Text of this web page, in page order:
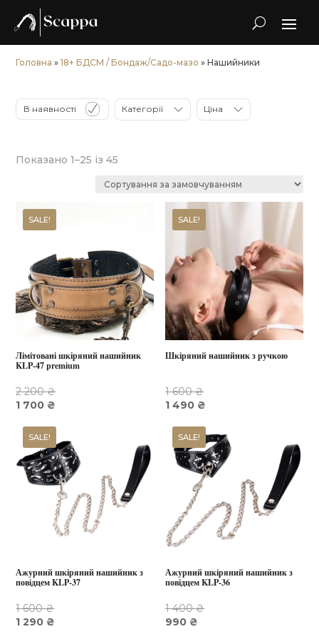
Головна »18+ БДСМ / Бондаж/Садо-мазо » Нашийники
В наявності Категорії Ціна
Показано 1–25 із 45
SALE!
Лімітовані шкіряний нашийник
KLP-47 premium
2 200₴
Оригінальна
200 ₴.
1 700 ₴
1
700 ₴.
SALE!
Шкіряний нашийник з ручкою
1 600₴
Оригінальна
600 ₴.
1 490 ₴
1
490 ₴.
SALE!
Ажурний шкіряний нашийник з
повідцем KLP-37
1 600₴
Оригінальна
1 290 ₴
SALE!
Ажурний шкіряний нашийник з
повідцем KLP-36
1 400₴
Оригінальна
990 ₴